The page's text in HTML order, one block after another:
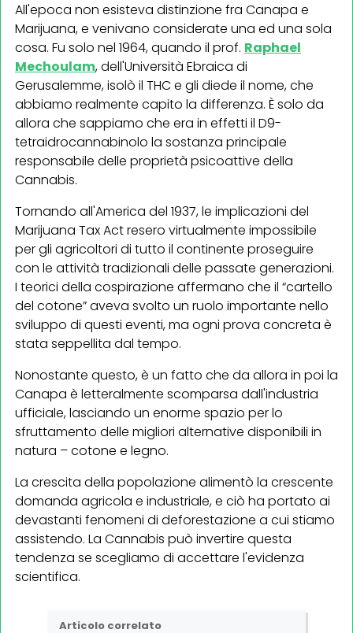
All'epoca non esisteva distinzione fra Canapa e
Marijuana, e venivano considerate una ed una sola
cosa. Fu solo nel 1964, quando il prof. Raphael
Mechoulam, dell'Università Ebraica di
Gerusalemme, isolò il THC e gli diede il nome, che
abbiamo realmente capito la differenza. È solo da
allora che sappiamo che era in effetti il D9-
tetraidrocannabinolo la sostanza principale
responsabile delle proprietà psicoattive della
Cannabis.
Tornando all'America del 1937, le implicazioni del
Marijuana Tax Act resero virtualmente impossibile
per gli agricoltori di tutto il continente proseguire
con le attività tradizionali delle passate generazioni.
I teorici della cospirazione affermano che il “cartello
del cotone” aveva svolto un ruolo importante nello
sviluppo di questi eventi, ma ogni prova concreta è
stata seppellita dal tempo.
Nonostante questo, è un fatto che da allora in poi la
Canapa è letteralmente scomparsa dall'industria
ufficiale, lasciando un enorme spazio per lo
sfruttamento delle migliori alternative disponibili in
natura – cotone e legno.
La crescita della popolazione alimentò la crescente
domanda agricola e industriale, e ciò ha portato ai
devastanti fenomeni di deforestazione a cui stiamo
assistendo. La Cannabis può invertire questa
tendenza se scegliamo di accettare l'evidenza
scientifica.
Articolo correlato